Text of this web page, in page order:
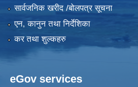
सार्वजनिक खरीद /बोलपत्र सूचना
एन, कानुन तथा निर्देशिका
कर तथा शुल्कहरु
eGov services